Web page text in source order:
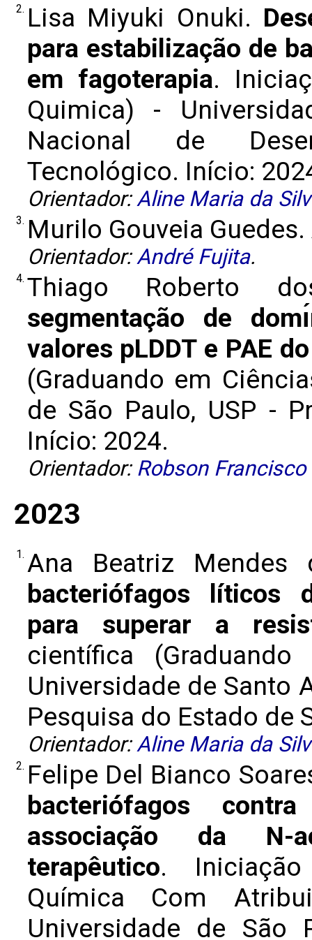
2. Lisa Miyuki Onuki.
para estabilização de
em fagoterapia.
Quimica) -
Nacional de
Tecnológico. Início:
Orientador: Aline Maria da
3. Murilo Gouveia Guedes.
Orientador: André Fujita.
4. Thiago Roberto
segmentação de
valores pLDDT e PAE
(Graduando em
de São Paulo, USP -
Início: 2024.
Orientador: Robson Francisco
2023
1. Ana Beatriz
bacteriófagos líticos
para superar a
científica
Universidade de Santo
Pesquisa do Estado de
Orientador: Aline Maria da
2. Felipe Del Bianco
bacteriófagos
associação da N-
terapêutico.
Química Com
Universidade de São